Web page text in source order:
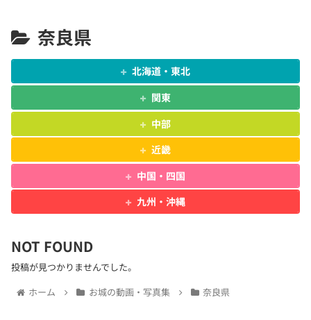
奈良県
北海道・東北
関東
中部
近畿
中国・四国
九州・沖縄
NOT FOUND
投稿が見つかりませんでした。
ホーム
お城の動画・写真集 奈良県